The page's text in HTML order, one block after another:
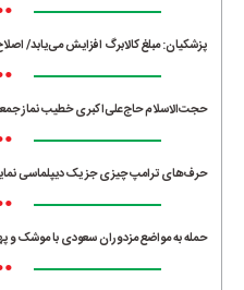
پزشکیان: مبلغ کالابرگ افزایش می‌یابد/
حجت‌الاسلام حاج‌علی‌اکبری خطیب نماز
حرف‌های ترامپ چیزی جز یک دیپلماسی
حمله به مواضع مزدوران سعودی با موشک و